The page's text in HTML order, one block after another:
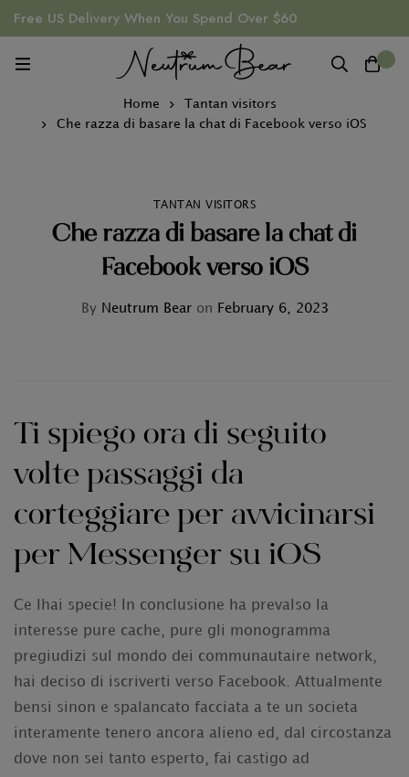
Free US Delivery When You Spend Over $60
Home
Tantan visitors
Che razza di basare la chat di Facebook verso iOS
TANTAN VISITORS
Che razza di basare la chat di
Facebook verso iOS
ByNeutrum Bear on February 6, 2023
Ti spiego ora di seguito
volte passaggi da
corteggiare per avvicinarsi
per Messenger su iOS
Ce lhai specie! In conclusione ha prevalso la
interesse pure cache, pure gli monogramma
pregiudizi sul mondo dei communautaire network,
hai deciso di iscriverti verso Facebook. Attualmente
bensi sinon e spalancato facciata a te un societa
interamente tenero ancora alieno ed, dal circostanza
dove non sei tanto esperto, fai castigo ad